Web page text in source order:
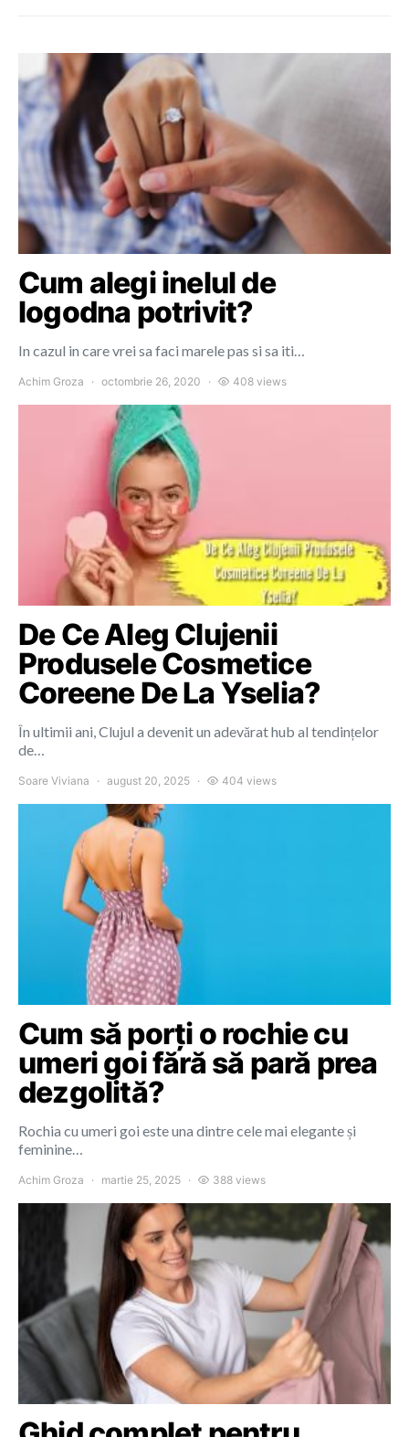
Cum alegi inelul de
logodna potrivit?
In cazul in care vrei sa faci marele pas si sa iti…
Achim Groza octombrie 26, 2020 408 views
De Ce Aleg Clujenii
Produsele Cosmetice
Coreene De La Yselia?
În ultimii ani, Clujul a devenit un adevărat hub al tendințelor
de…
Soare Viviana august 20, 2025 404 views
Cum să porți o rochie cu
umeri goi fără să pară prea
dezgolită?
Rochia cu umeri goi este una dintre cele mai elegante și
feminine…
Achim Groza martie 25, 2025 388 views